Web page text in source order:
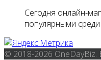
Сегодня онлайн-
популярными
© 2018-2026